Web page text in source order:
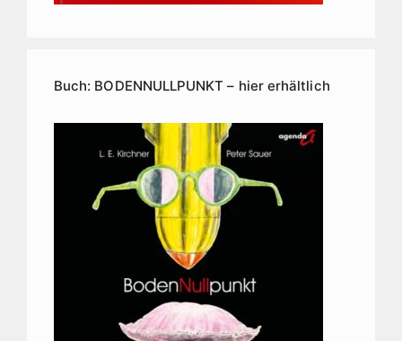
Buch: BODENNULLPUNKT – hier erhältlich